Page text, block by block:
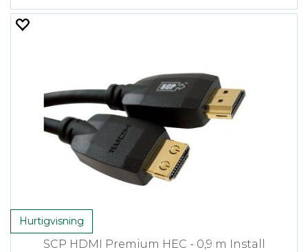
Hurtigvisning
SCP HDMI Premium HEC - 0,9 m Install